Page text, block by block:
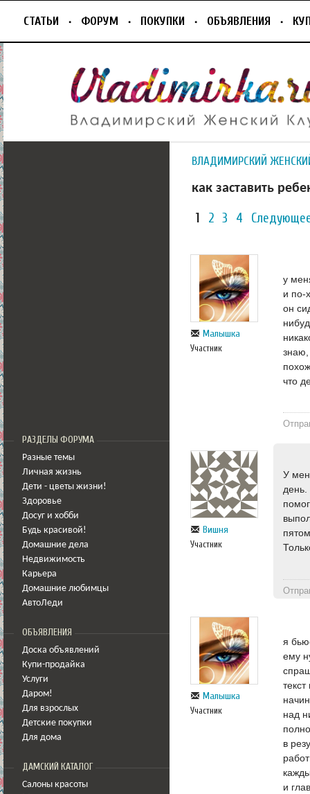
СТАТЬИ ФОРУМ ПОКУПКИ ОБЪЯВЛЕНИЯ
РАЗДЕЛЫ ФОРУМА
Разные темы
Личная жизнь
Дети - цветы жизни!
Здоровье
Досуг и хобби
Будь красивой!
Домашние дела
Недвижимость
Карьера
Домашние любимцы
АвтоЛеди
ОБЪЯВЛЕНИЯ
Доска объявлений
Купи-продайка
Услуги
Даром!
Для взрослых
Детские покупки
Для дома
ДАМСКИЙ КАТАЛОГ
Салоны красоты
ВЛАДИМИРСКИЙ
как заставить
1 2 3 4
Малышка
Участник
у
и по-
он
знаю,
что
Вишня
Участник
У
Малышка
Участник
я
ему
над
в
и